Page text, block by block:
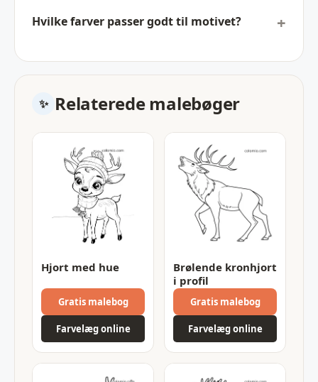
Hvilke farver passer godt til motivet?
Relaterede malebøger
Hjort med hue
Gratis malebog
Farvelæg online
Brølende kronhjort
i profil
Gratis malebog
Farvelæg online